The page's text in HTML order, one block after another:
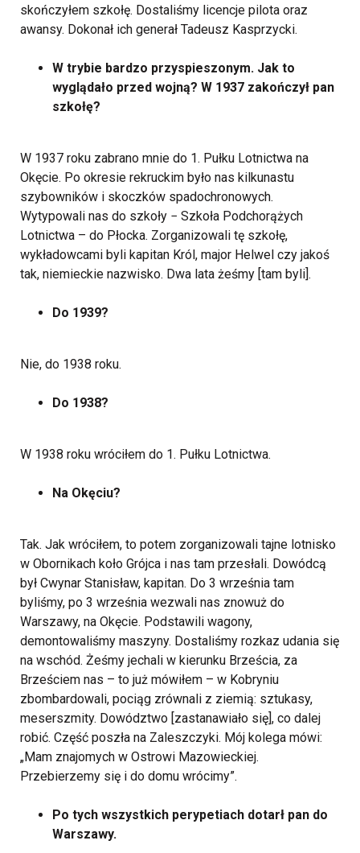
skończyłem szkołę. Dostaliśmy licencje pilota oraz
awansy. Dokonał ich generał Tadeusz Kasprzycki.
W trybie bardzo przyspieszonym. Jak to
wyglądało przed wojną? W 1937 zakończył pan
szkołę?
W 1937 roku zabrano mnie do 1. Pułku Lotnictwa na
Okęcie. Po okresie rekruckim było nas kilkunastu
szybowników i skoczków spadochronowych.
Wytypowali nas do szkoły − Szkoła Podchorążych
Lotnictwa – do Płocka. Zorganizowali tę szkołę,
wykładowcami byli kapitan Król, major Helwel czy jakoś
tak, niemieckie nazwisko. Dwa lata żeśmy [tam byli].
Do 1939?
Nie, do 1938 roku.
Do 1938?
W 1938 roku wróciłem do 1. Pułku Lotnictwa.
Na Okęciu?
Tak. Jak wróciłem, to potem zorganizowali tajne lotnisko
w Obornikach koło Grójca i nas tam przesłali. Dowódcą
był Cwynar Stanisław, kapitan. Do 3 września tam
byliśmy, po 3 września wezwali nas znowuż do
Warszawy, na Okęcie. Podstawili wagony,
demontowaliśmy maszyny. Dostaliśmy rozkaz udania się
na wschód. Żeśmy jechali w kierunku Brześcia, za
Brześciem nas – to już mówiłem – w Kobryniu
zbombardowali, pociąg zrównali z ziemią: sztukasy,
meserszmity. Dowództwo [zastanawiało się], co dalej
robić. Część poszła na Zaleszczyki. Mój kolega mówi:
„Mam znajomych w Ostrowi Mazowieckiej.
Przebierzemy się i do domu wrócimy”.
Po tych wszystkich perypetiach dotarł pan do
Warszawy.